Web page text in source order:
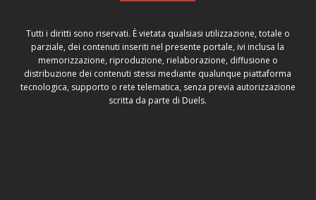
Tutti i diritti sono riservati. È vietata qualsiasi utilizzazione, totale o
parziale, dei contenuti inseriti nel presente portale, ivi inclusa la
memorizzazione, riproduzione, rielaborazione, diffusione o
distribuzione dei contenuti stessi mediante qualunque piattaforma
tecnologica, supporto o rete telematica, senza previa autorizzazione
scritta da parte di Duels.